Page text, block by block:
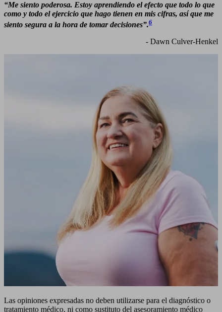
“Me siento poderosa. Estoy aprendiendo el efecto que todo lo que
como y todo el ejercicio que hago tienen en mis cifras, así que me
siento segura a la hora de tomar decisiones”.6
- Dawn Culver-Henkel
Las opiniones expresadas no deben utilizarse para el diagnóstico o
tratamiento médico, ni como sustituto del asesoramiento médico